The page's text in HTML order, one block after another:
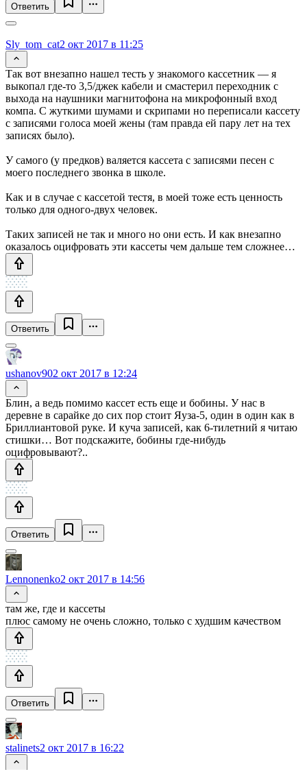
Ответить
Sly_tom_cat2 окт 2017 в 11:25
Так вот внезапно нашел тесть у знакомого кассетник — я
выкопал где-то 3,5/джек кабели и смастерил переходник с
выхода на наушники магнитофона на микрофонный вход
компа. С жуткими шумами и скрипами но переписали кассету
с записями голоса моей жены (там правда ей пару лет на тех
записях было).
У самого (у предков) валяется кассета с записями песен с
моего последнего звонка в школе.
Как и в случае с кассетой тестя, в моей тоже есть ценность
только для одного-двух человек.
Таких записей не так и много но они есть. И как внезапно
оказалось оцифровать эти кассеты чем дальше тем сложнее…
Ответить
ushanov902 окт 2017 в 12:24
Блин, а ведь помимо кассет есть еще и бобины. У нас в
деревне в сарайке до сих пор стоит Яуза-5, один в один как в
Бриллиантовой руке. И куча записей, как 6-тилетний я читаю
стишки… Вот подскажите, бобины где-нибудь
оцифровывают?..
Ответить
Lennonenko2 окт 2017 в 14:56
там же, где и кассеты
плюс самому не очень сложно, только с худшим качеством
Ответить
stalinets2 окт 2017 в 16:22